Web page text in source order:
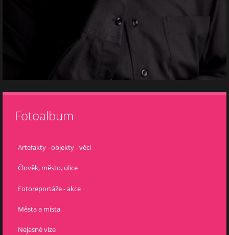
Fotoalbum
Artefakty - objekty - věci
Člověk, město, ulice
Fotoreportáže - akce
Města a místa
Nejasné vize